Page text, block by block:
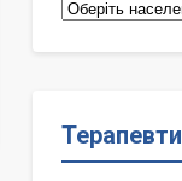
Сімейні
Терапевти